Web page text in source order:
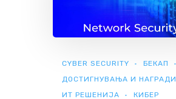
CYBER SECURITY
БЕКАП
ДОСТИГНУВАЊА И НАГРАДИ
ИТ РЕШЕНИЈА
КИБЕР